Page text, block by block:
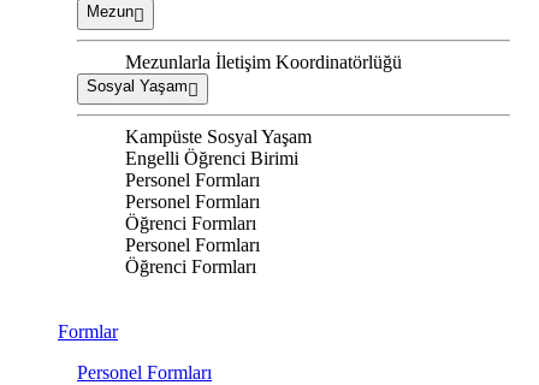
Mezun
Mezunlarla İletişim Koordinatörlüğü
Sosyal Yaşam
Kampüste Sosyal Yaşam
Engelli Öğrenci Birimi
Personel Formları
Personel Formları
Öğrenci Formları
Personel Formları
Öğrenci Formları
Formlar
Personel Formları